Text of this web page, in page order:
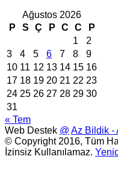
Ağustos 2026
P
S Ç P C C
P
1
2
3
4 5 6 7 8
9
10 11 12 13 14 15 16
17 18 19 20 21 22 23
24 25 26 27 28 29 30
31
« Tem
Web Destek @ Az Bildik -
© Copyright 2016, Tüm
İzinsiz Kullanılamaz.